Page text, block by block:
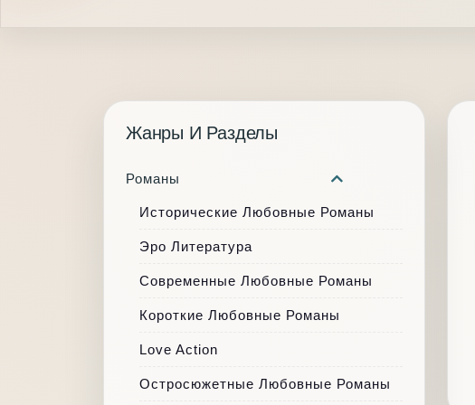
Жанры И Разделы
Романы
Исторические Любовные Романы
Эро Литература
Современные Любовные Романы
Короткие Любовные Романы
Love Action
Остросюжетные Любовные Романы